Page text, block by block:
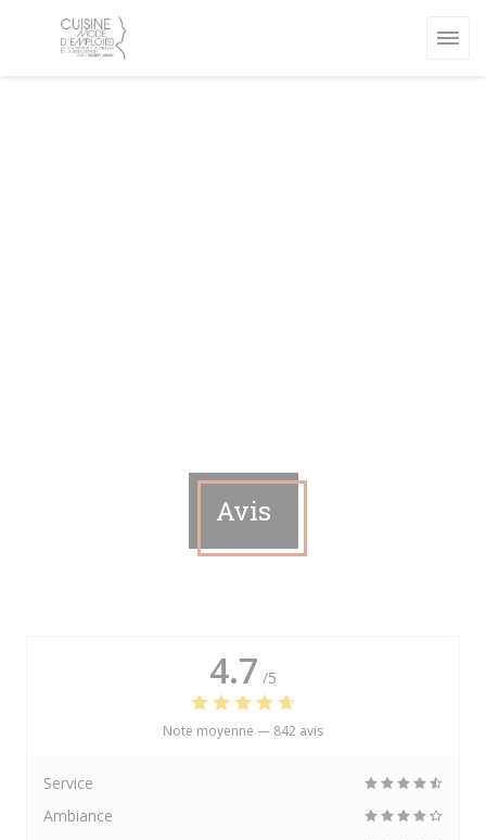
Avis
4.7 /5
Note moyenne — 842 avis
Service
Ambiance